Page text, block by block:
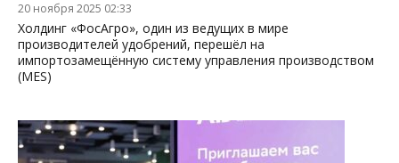
20 ноября 2025 02:33
Холдинг «ФосАгро», один из ведущих в мире
производителей удобрений, перешёл на
импортозамещённую систему управления производством
(MES)